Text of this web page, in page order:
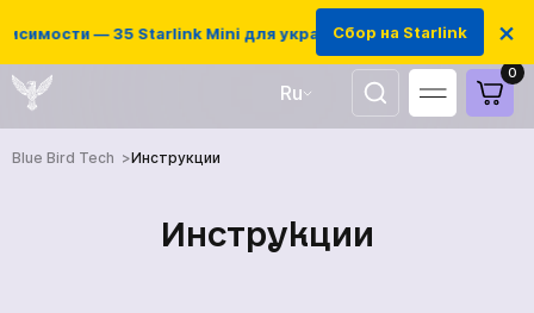
— 35 Starlink Mini для украинских защитников
Сбор на Starlink ×
Ru
UA
0
Blue Bird Tech Инструкции
Инструкции